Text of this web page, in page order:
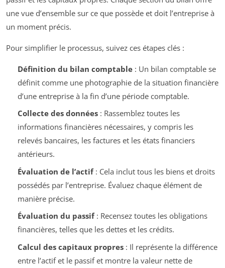
une vue d’ensemble sur ce que possède et doit l’entreprise à
un moment précis.
Pour simplifier le processus, suivez ces étapes clés :
Définition du bilan comptable: Un bilan comptable se
définit comme une photographie de la situation financière
d’une entreprise à la fin d’une période comptable.
Collecte des données: Rassemblez toutes les
informations financières nécessaires, y compris les
relevés bancaires, les factures et les états financiers
antérieurs.
Évaluation de l’actif: Cela inclut tous les biens et droits
possédés par l’entreprise. Évaluez chaque élément de
manière précise.
Évaluation du passif: Recensez toutes les obligations
financières, telles que les dettes et les crédits.
Calcul des capitaux propres: Il représente la différence
entre l’actif et le passif et montre la valeur nette de